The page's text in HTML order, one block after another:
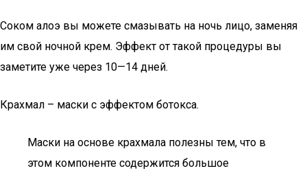
Соком алоэ вы можете смазывать на ночь лицо, заменяя
им свой ночной крем. Эффект от такой процедуры вы
заметите уже через 10—14 дней.
Крахмал – маски с эффектом ботокса.
Маски на основе крахмала полезны тем, что в
этом компоненте содержится большое